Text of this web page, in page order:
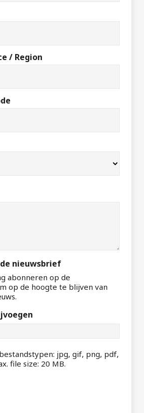
/ Region
nieuwsbrief
abonneren op de
op de hoogte te blijven van
jpg, gif, png, pdf,
file size: 20 MB.